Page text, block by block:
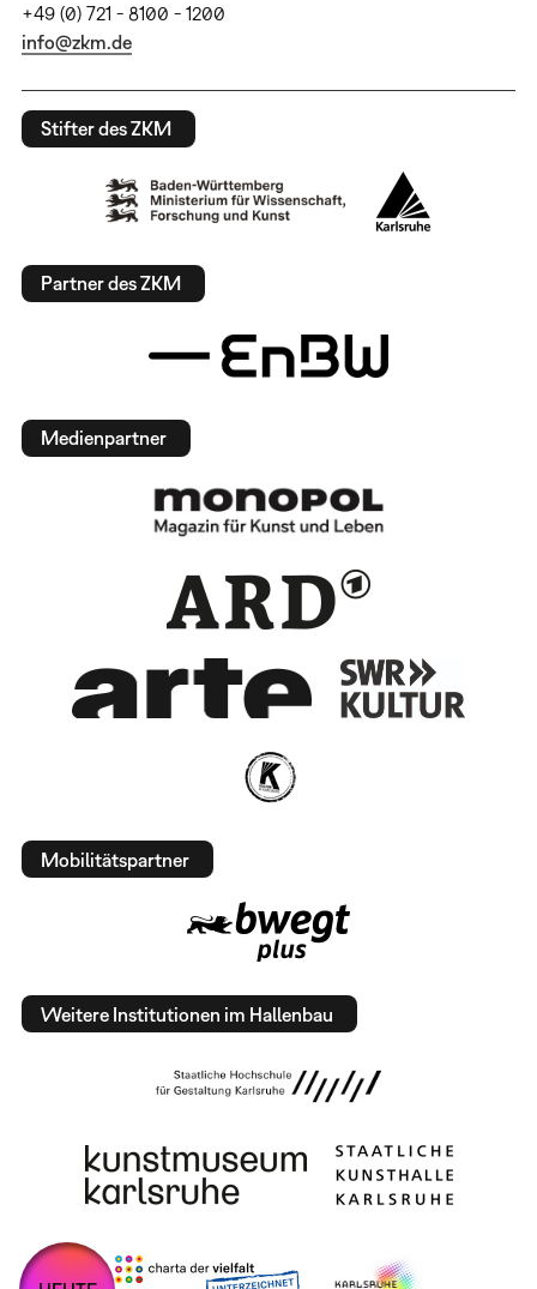
+49 (0) 721 - 8100 - 1200
info@zkm.de
Stifter des ZKM
Partner des ZKM
Medienpartner
Mobilitätspartner
Weitere Institutionen im Hallenbau